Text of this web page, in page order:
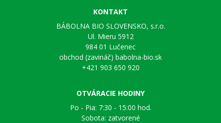
KONTAKT
BÁBOLNA BIO SLOVENSKO, s.r.o.
Ul. Mieru 5912
984 01 Lučenec
obchod (zavináč) babolna-bio.sk
+421 903 650 920
OTVÁRACIE HODINY
Po - Pia: 7:30 - 15:00 hod.
Sobota: zatvorené